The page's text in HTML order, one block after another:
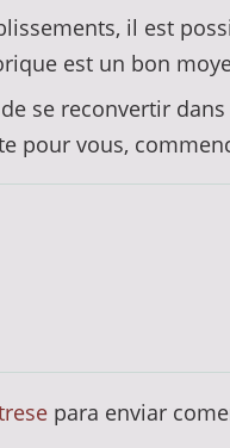
il est
est un bon
se reconvertir
pour vous,
para enviar